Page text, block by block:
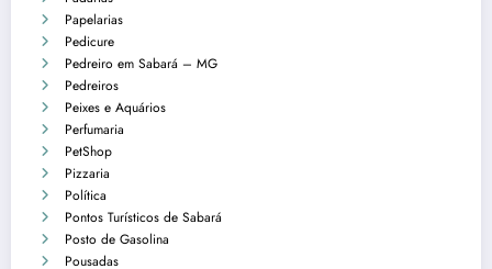
Papelarias
Pedicure
Pedreiro em Sabará – MG
Pedreiros
Peixes e Aquários
Perfumaria
PetShop
Pizzaria
Política
Pontos Turísticos de Sabará
Posto de Gasolina
Pousadas